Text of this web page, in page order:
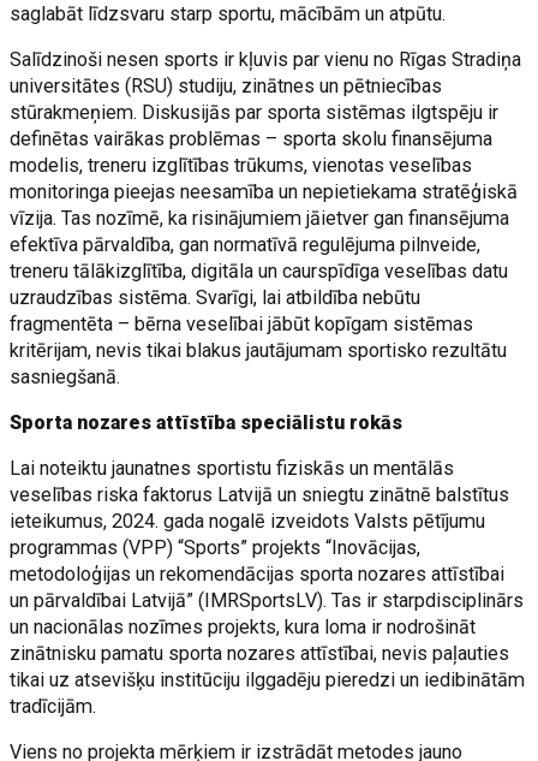
saglabāt līdzsvaru starp sportu, mācībām un atpūtu.
Salīdzinoši nesen sports ir kļuvis par vienu no Rīgas Stradiņa
universitātes (RSU) studiju, zinātnes un pētniecības
stūrakmeņiem. Diskusijās par sporta sistēmas ilgtspēju ir
definētas vairākas problēmas – sporta skolu finansējuma
modelis, treneru izglītības trūkums, vienotas veselības
monitoringa pieejas neesamība un nepietiekama stratēģiskā
vīzija. Tas nozīmē, ka risinājumiem jāietver gan finansējuma
efektīva pārvaldība, gan normatīvā regulējuma pilnveide,
treneru tālākizglītība, digitāla un caurspīdīga veselības datu
uzraudzības sistēma. Svarīgi, lai atbildība nebūtu
fragmentēta – bērna veselībai jābūt kopīgam sistēmas
kritērijam, nevis tikai blakus jautājumam sportisko rezultātu
sasniegšanā.
Sporta nozares attīstība speciālistu rokās
Lai noteiktu jaunatnes sportistu fiziskās un mentālās
veselības riska faktorus Latvijā un sniegtu zinātnē balstītus
ieteikumus, 2024. gada nogalē izveidots Valsts pētījumu
programmas (VPP) “Sports” projekts “Inovācijas,
metodoloģijas un rekomendācijas sporta nozares attīstībai
un pārvaldībai Latvijā” (IMRSportsLV). Tas ir starpdisciplinārs
un nacionālas nozīmes projekts, kura loma ir nodrošināt
zinātnisku pamatu sporta nozares attīstībai, nevis paļauties
tikai uz atsevišķu institūciju ilggadēju pieredzi un iedibinātām
tradīcijām.
Viens no projekta mērķiem ir izstrādāt metodes jauno